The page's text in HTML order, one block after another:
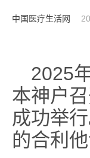
中国医疗生活网
2025
本神户
成功举
的合利